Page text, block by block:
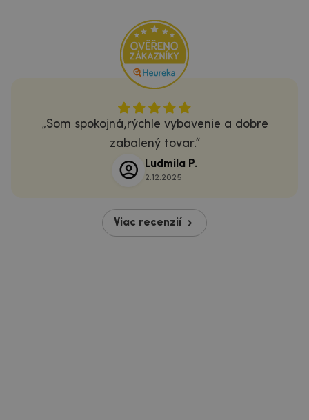
Som spokojná,rýchle vybavenie a dobre
zabalený tovar.
Ludmila P.
2.12.2025
Viac recenzií